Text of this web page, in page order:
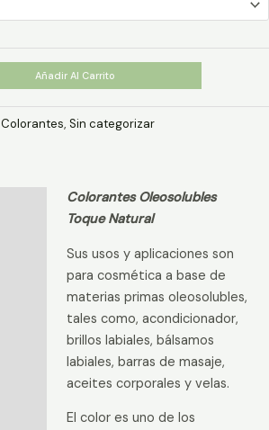
$2.390
hasta
$7.000
Añadir Al Carrito
Colorantes, Sin categorizar
Colorantes Oleosolubles
Toque Natural
Sus usos y aplicaciones son
para cosmética a base de
materias primas oleosolubles,
tales como, acondicionador,
brillos labiales, bálsamos
labiales, barras de masaje,
aceites corporales y velas.
El color es uno de los